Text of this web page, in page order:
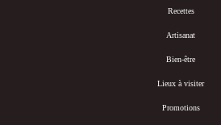
Recettes
Artisanat
Bien-être
Lieux à visiter
Promotions